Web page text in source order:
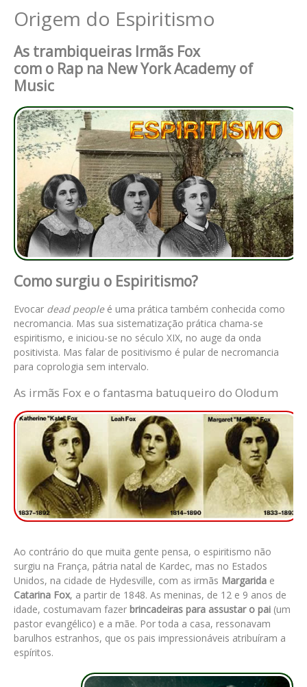
Origem do Espiritismo
As trambiqueiras Irmãs Fox
com o Rap na New York Academy of
Music
Como surgiu o Espiritismo?
Evocar dead peopleé uma prática também conhecida como
necromancia. Mas sua sistematização prática chama-se
espiritismo, e iniciou-se no século XIX, no auge da onda
positivista. Mas falar de positivismo é pular de necromancia
para coprologia sem intervalo.
As irmãs Fox e o fantasma batuqueiro do Olodum
Ao contrário do que muita gente pensa, o espiritismo não
surgiu na França, pátria natal de Kardec, mas no Estados
Unidos, na cidade de Hydesville, com as irmãs Margarida e
Catarina Fox, a partir de 1848. As meninas, de 12 e 9 anos de
idade, costumavam fazer brincadeiras para assustar o pai (um
pastor evangélico) e a mãe. Por toda a casa, ressonavam
barulhos estranhos, que os pais impressionáveis atribuíram a
espíritos.